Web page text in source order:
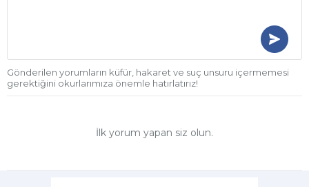
Gönderilen yorumların küfür, hakaret ve suç unsuru içermemesi
gerektiğini okurlarımıza önemle hatırlatırız!
İlk yorum yapan siz olun.